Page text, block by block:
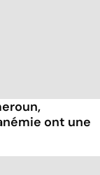
ont une